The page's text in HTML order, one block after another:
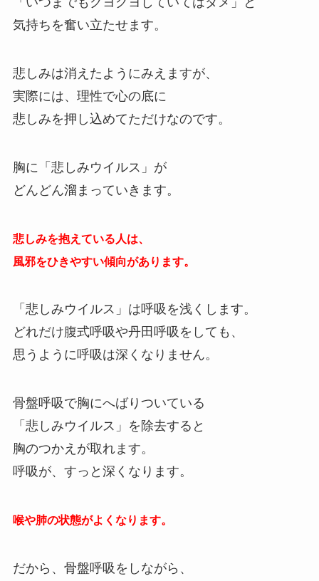
気持ちを奮い立たせます。
悲しみは消えたようにみえますが、
実際には、理性で心の底に
悲しみを押し込めてただけなのです。
胸に「悲しみウイルス」が
どんどん溜まっていきます。
悲しみを抱えている人は、
風邪をひきやすい傾向があります。
「悲しみウイルス」は呼吸を浅くします。
どれだけ腹式呼吸や丹田呼吸をしても、
思うように呼吸は深くなりません。
骨盤呼吸で胸にへばりついている
「悲しみウイルス」を除去すると
胸のつかえが取れます。
呼吸が、すっと深くなります。
喉や肺の状態がよくなります。
だから、骨盤呼吸をしながら、